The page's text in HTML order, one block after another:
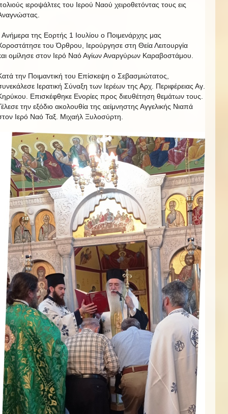
ιεροψάλτες του Ιερού Ναού χειροθετόντας τους εις
της Εορτής 1 Ιουλίου ο Ποιμενάρχης μας
του Όρθρου, Ιερούργησε στη Θεία Λειτουργία
ομίλησε στον Ιερό Ναό Αγίων Αναργύρων Καραβοστάμου.
την Ποιμαντική του Επίσκεψη ο Σεβασμιώτατος,
Ιερατική Σύναξη των Ιερέων της Αρχ. Περιφέρειας Αγ.
Επισκέφθηκε Ενορίες προς διευθέτηση θεμάτων τους.
την εξόδιο ακολουθία της αείμνηστης Αγγελικής Νιαπά
Ιερό Ναό Ταξ. Μιχαήλ Ξυλοσύρτη.